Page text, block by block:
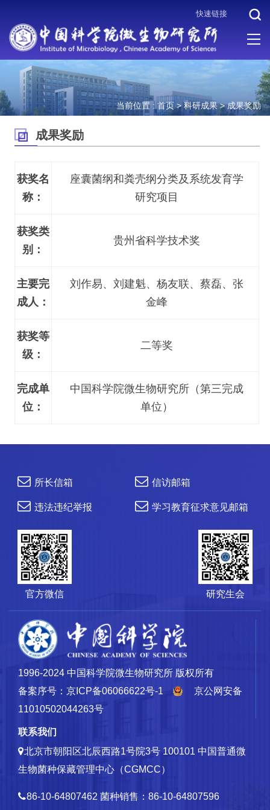
快速链接
当前位置 : 首页>科研成果>成果奖励
成果奖励
获奖名
称：
座囊菌纲和粪壳纲分类及系统发育学
研究项目
获奖类
别：
贵州省科学技术奖
主要完
成人：
刘作易、刘建魁、杨友联、蔡磊、张
金峰
获奖等
级：
二等奖
完成单
位：
中国科学院微生物研究所（第三完成
单位）
所长信箱 信访邮箱
违法违纪举报 学习教育征求意见邮箱
官方微信 研究生会
1996-2024 中国科学院微生物研究所 版权所有
备案序号：京ICP备06066622号-1
京公网安备
11010502044263号
联系我们
北京市朝阳区北辰西路1号院3号 100101 中国普通微
生物菌种保藏管理中心（CGMCC）
86-10-64807462 菌种销售：86-10-64807596